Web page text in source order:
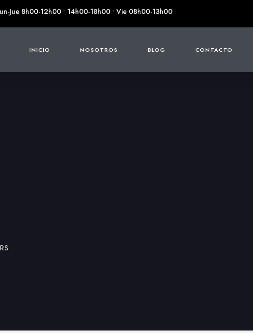
Jue 8h00-12h00 • 14h00-18h00 • Vie 08h00-13h00
INICIO NOSOTROS BLOG CONTACTO